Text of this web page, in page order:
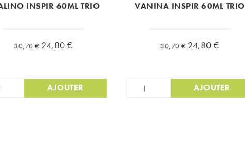
INSPIR 60ML TRIO
Prix de base
30,70 € Prix
24,80 €
AJOUTER
VANINA INSPIR 60ML TRIO
Prix de base
30,70 € Prix
24,80 €
AJOUTER